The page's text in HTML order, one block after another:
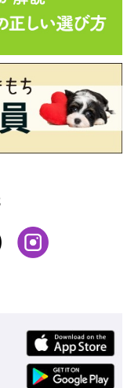
みながら、愛猫とのコ